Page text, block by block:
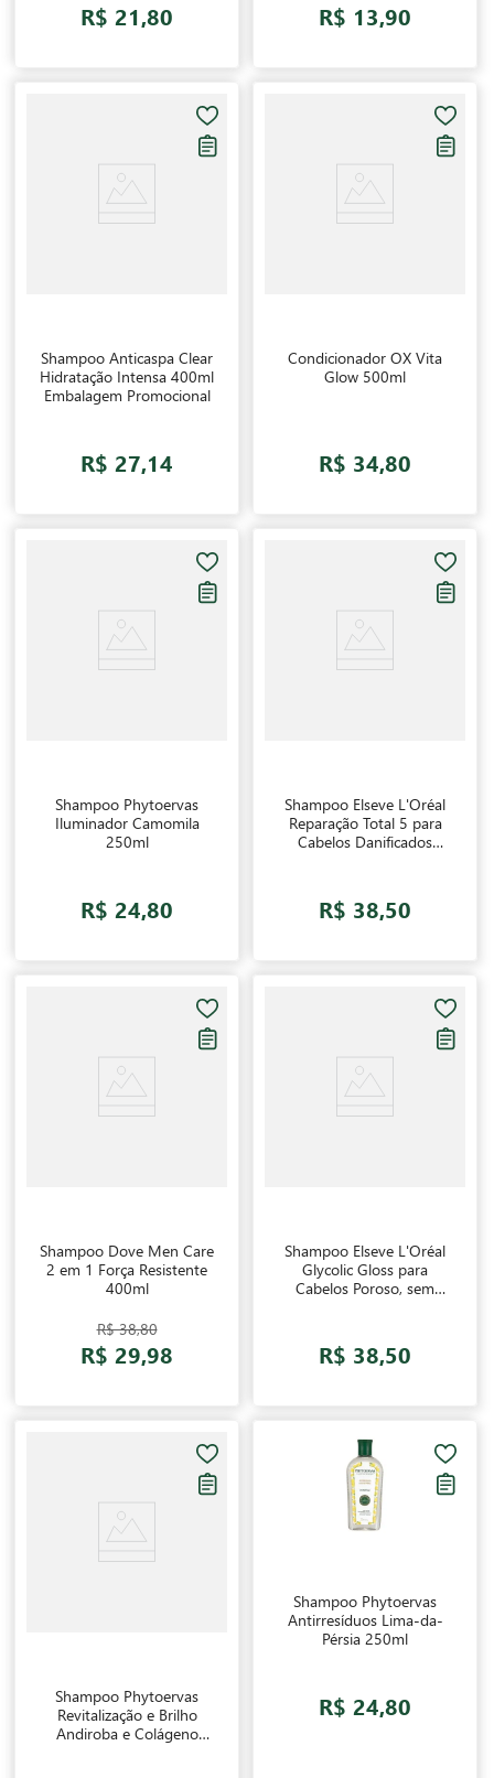
R$ 21,80 R$ 13,90
Shampoo Anticaspa Clear
Hidratação Intensa 400ml
Embalagem Promocional
R$ 27,14
Condicionador OX Vita
Glow 500ml
R$ 34,80
Shampoo Phytoervas
Iluminador Camomila
250ml
R$ 24,80
Shampoo Elseve L'Oréal
Reparação Total 5 para
Cabelos Danificados
R$ 38,50
Shampoo Dove Men Care
2 em 1 Força Resistente
400ml
R$ 38,80
R$ 29,98
Shampoo Elseve L'Oréal
Glycolic Gloss para
Cabelos Poroso, sem
R$ 38,50
Shampoo Phytoervas
Revitalização e Brilho
Andiroba e Colágeno
Shampoo Phytoervas
Antirresíduos Lima-da-
Pérsia 250ml
R$ 24,80